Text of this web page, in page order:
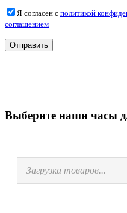
Я согласен с политикой
соглашением
Выберите наши часы
Загрузка товаров...